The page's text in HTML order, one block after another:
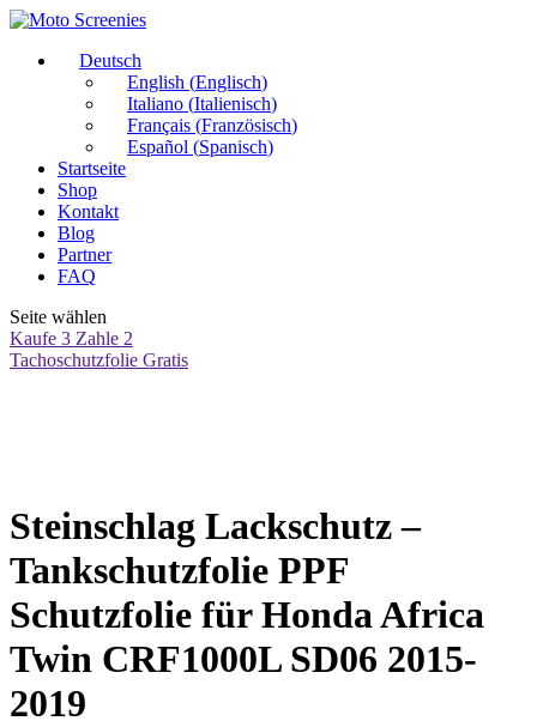
Deutsch
English (Englisch)
Italiano (Italienisch)
Français (Französisch)
Español (Spanisch)
Startseite
Shop
Kontakt
Blog
Partner
FAQ
Seite wählen
Kaufe 3 Zahle 2
Tachoschutzfolie Gratis
Steinschlag Lackschutz –
Tankschutzfolie PPF
Schutzfolie für Honda Africa
Twin CRF1000L SD06 2015-
2019